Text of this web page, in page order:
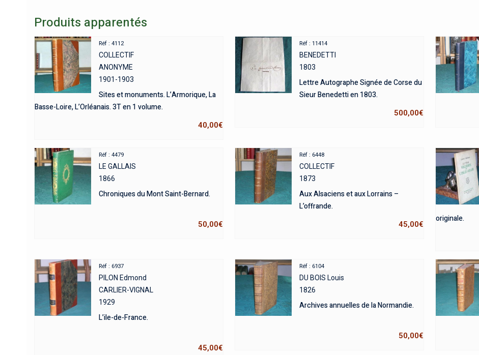
Produits apparentés
Réf : 4112
COLLECTIF
ANONYME
1901-1903
Sites et monuments. L’Armorique, La
Basse-Loire, L’Orléanais. 3T en 1 volume.
40,00€
Réf : 11414
BENEDETTI
1803
Lettre Autographe Signée de Corse du
Sieur Benedetti en 1803.
500,00€
Réf : 4479
LE GALLAIS
1866
Chroniques du Mont Saint-Bernard.
50,00€
Réf : 6448
COLLECTIF
1873
Aux Alsaciens et aux Lorrains –
L’offrande.
45,00€
originale.
Réf : 6937
PILON Edmond
CARLIER-VIGNAL
1929
L’ile-de-France.
45,00€
Réf : 6104
DU BOIS Louis
1826
Archives annuelles de la Normandie.
50,00€